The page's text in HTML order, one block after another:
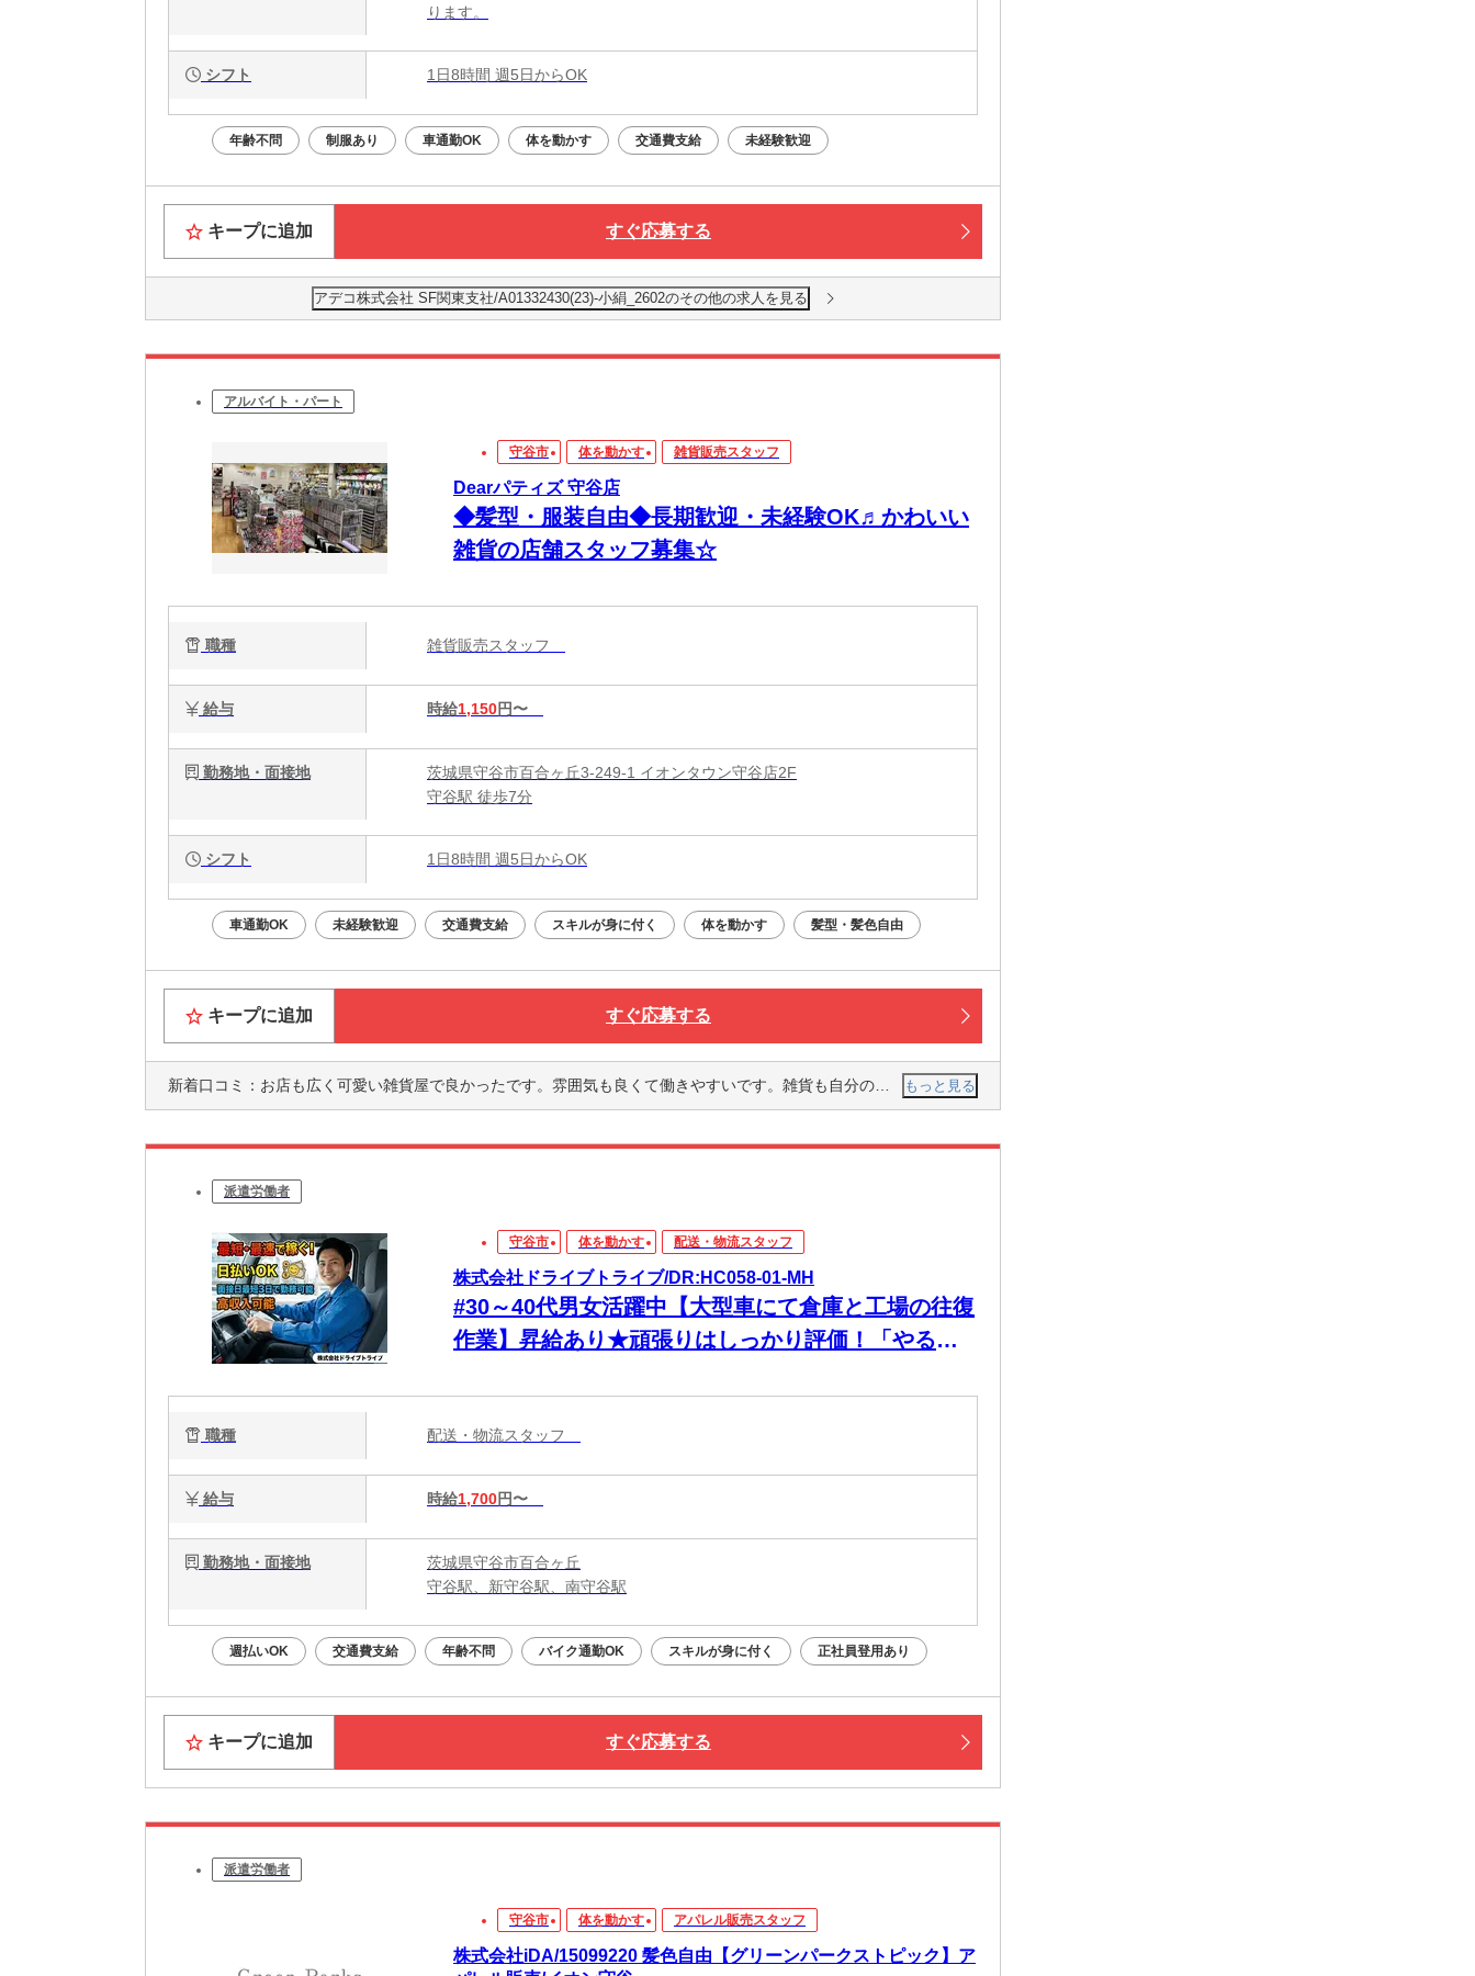
ります。
シフト 1日8時間 週5日からOK
年齢不問 制服あり 車通勤OK 体を動かす 交通費支給 未経験歓迎
キープに追加 すぐ応募する
アデコ株式会社 SF関東支社/A01332430(23)-小絹_2602のその他の求人を見る
アルバイト・パート
守谷市 体を動かす 雑貨販売スタッフ
Dearパティズ 守谷店
◆髪型・服装自由◆長期歓迎・未経験OK♬かわいい
雑貨の店舗スタッフ募集☆
職種 雑貨販売スタッフ
給与 時給1,150円〜
勤務地・面接地
茨城県守谷市百合ヶ丘3-249-1 イオンタウン守谷店2F
守谷駅 徒歩7分
シフト 1日8時間 週5日からOK
車通勤OK 未経験歓迎 交通費支給 スキルが身に付く 体を動かす 髪型・髪色自由
キープに追加 すぐ応募する
新着口コミ： お店も広く可愛い雑貨屋で良かったです。雰囲気も良くて働きやすいです。雑貨も自分の好きなキャラクターもいて働きながら買ってしまいそうです。いろんな雑貨を取り揃えているので知らなかった雑貨や小物なども知れて楽しいです。まだまだ新人で覚えること沢山ありますが頑張っていきたいと思います。 もっと見る
派遣労働者
守谷市 体を動かす 配送・物流スタッフ
株式会社ドライブトライブ/DR:HC058-01-MH
#30～40代男女活躍中【大型車にて倉庫と工場の往復
作業】昇給あり★頑張りはしっかり評価！「やる
職種 配送・物流スタッフ
給与 時給1,700円〜
勤務地・面接地
茨城県守谷市百合ヶ丘
守谷駅、新守谷駅、南守谷駅
週払いOK 交通費支給 年齢不問 バイク通勤OK スキルが身に付く 正社員登用あり
キープに追加 すぐ応募する
派遣労働者
守谷市 体を動かす アパレル販売スタッフ
株式会社iDA/15099220 髪色自由【グリーンパークストピック】ア